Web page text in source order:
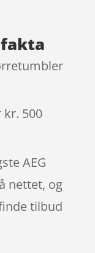
kr. 500
AEG
nettet, og
tilbud